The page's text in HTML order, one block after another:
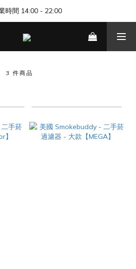
店開幕，歡迎來找我們玩 🎊
時間 14:00 - 22:00
店開幕，歡迎來找我們玩 🎊
3 件商品